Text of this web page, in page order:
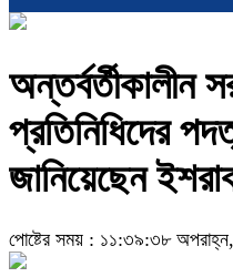
অন্তর্বর্তীকালীন
প্রতিনিধিদের
জানিয়েছেন
পোষ্টের সময় : ১১:৩৯:৩৮